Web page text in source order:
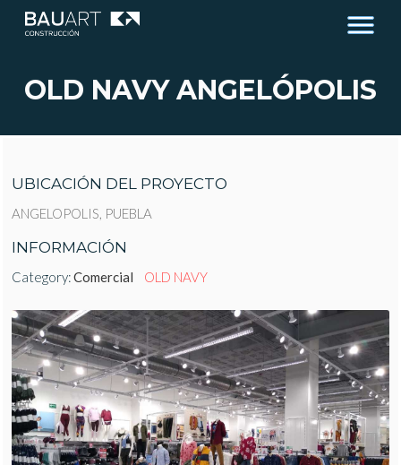
OLD NAVY ANGELÓPOLIS
UBICACIÓN DEL PROYECTO
ANGELOPOLIS, PUEBLA
INFORMACIÓN
Category:Comercial OLD NAVY